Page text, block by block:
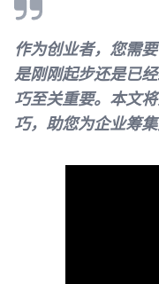
作为创业者，您需
是刚刚起步还是已
巧至关重要。本文
巧，助您为企业筹集